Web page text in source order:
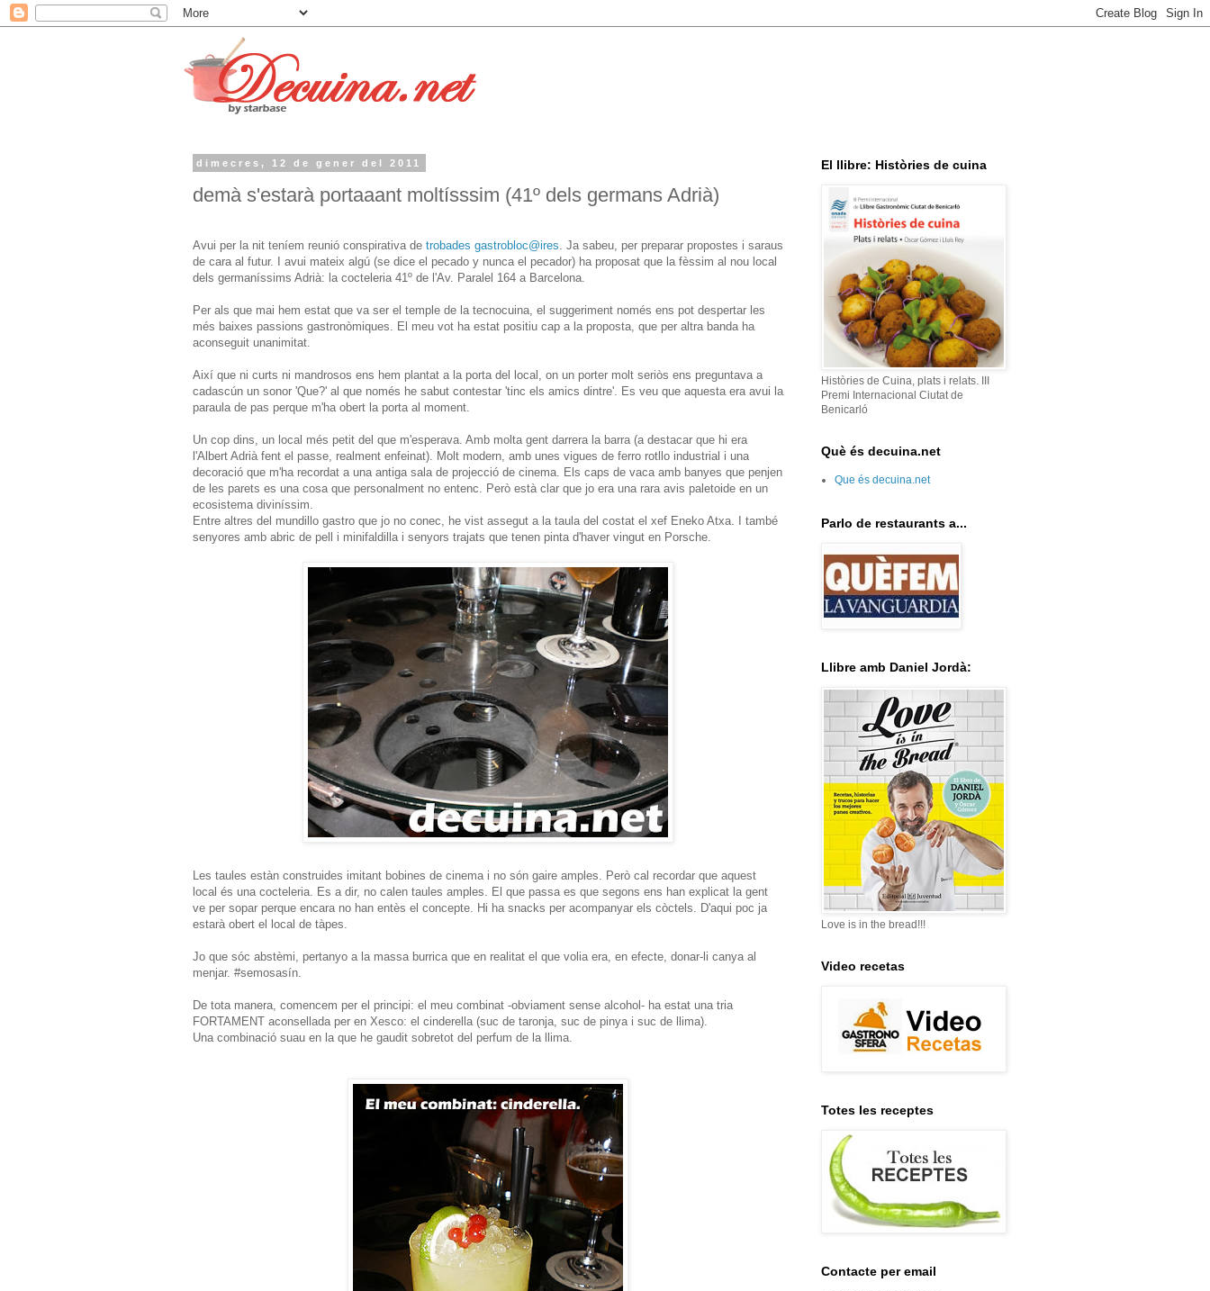
dimecres, 12 de gener del 2011
demà s'estarà portaaant moltísssim (41º dels germans Adrià)
Avui per la nit teníem reunió conspirativa de trobades gastrobloc@ires . Ja sabeu, per preparar propostes i saraus
de cara al futur. I avui mateix algú (se dice el pecado y nunca el pecador) ha proposat que la fèssim al nou local
dels germaníssims Adrià: la cocteleria 41º de l'Av. Paralel 164 a Barcelona.
Per als que mai hem estat que va ser el temple de la tecnocuina, el suggeriment només ens pot despertar les
més baixes passions gastronòmiques. El meu vot ha estat positiu cap a la proposta, que per altra banda ha
aconseguit unanimitat.
Així que ni curts ni mandrosos ens hem plantat a la porta del local, on un porter molt seriòs ens preguntava a
cadascún un sonor 'Que?' al que només he sabut contestar 'tinc els amics dintre'. Es veu que aquesta era avui la
paraula de pas perque m'ha obert la porta al moment.
Un cop dins, un local més petit del que m'esperava. Amb molta gent darrera la barra (a destacar que hi era
l'Albert Adrià fent el passe, realment enfeinat). Molt modern, amb unes vigues de ferro rotllo industrial i una
decoració que m'ha recordat a una antiga sala de projecció de cinema. Els caps de vaca amb banyes que penjen
de les parets es una cosa que personalment no entenc. Però està clar que jo era una rara avis paletoide en un
ecosistema diviníssim.
Entre altres del mundillo gastro que jo no conec, he vist assegut a la taula del costat el xef Eneko Atxa. I també
senyores amb abric de pell i minifaldilla i senyors trajats que tenen pinta d'haver vingut en Porsche.
Les taules estàn construides imitant bobines de cinema i no són gaire amples. Però cal recordar que aquest
local és una cocteleria. Es a dir, no calen taules amples. El que passa es que segons ens han explicat la gent
ve per sopar perque encara no han entès el concepte. Hi ha snacks per acompanyar els còctels. D'aqui poc ja
estarà obert el local de tàpes.
Jo que sóc abstèmi, pertanyo a la massa burrica que en realitat el que volia era, en efecte, donar-li canya al
menjar. #semosasín.
De tota manera, comencem per el principi: el meu combinat -obviament sense alcohol- ha estat una tria
FORTAMENT aconsellada per en Xesco: el cinderella (suc de taronja, suc de pinya i suc de llima).
Una combinació suau en la que he gaudit sobretot del perfum de la llima.
El llibre: Històries de cuina
Històries de Cuina, plats i relats. III
Premi Internacional Ciutat de
Benicarló
Què és decuina.net
Que és decuina.net
Parlo de restaurants a...
Llibre amb Daniel Jordà:
Love is in the bread!!!
Video recetas
Totes les receptes
Contacte per email